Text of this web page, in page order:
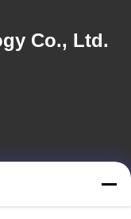
Co., Ltd.